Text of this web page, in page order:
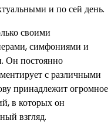
и по сей день.
своими
симфониями и
Он постоянно
с различными
принадлежит огромное
в которых он
взгляд.